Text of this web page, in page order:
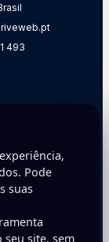
493
Pode
suas
seu site, sem